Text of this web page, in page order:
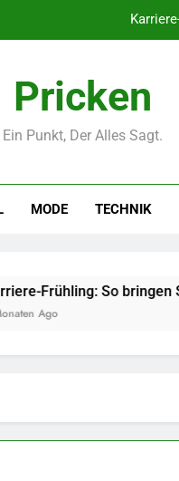
Polnischer Hersteller
Networking-
Pricken
Ein Punkt, Der Alles Sagt.
MODE TECHNIK
So bringen Sie jetzt